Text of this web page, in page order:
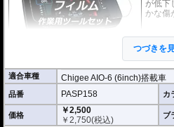
が低下
かな傷
汚れか
トには
ンチグ
合わせたものをご利用いただけます。
スーパ
透明性
と画
どわ
つづきを
適合車種 Chigee AIO-6 (6inch)搭載車
品番 PASP158 カ
価格
￥2,500
￥2,750(税込) ブ